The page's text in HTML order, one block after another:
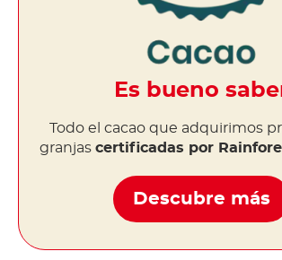
Es bueno
Todo el cacao que adquirimos
granjas certificadas por
Descubre más